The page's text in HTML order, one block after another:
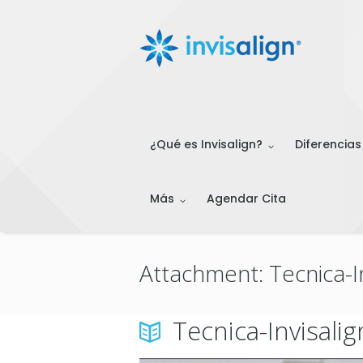
¿Qué es Invisalign?
Más Agendar Cita
Attachment: Tecnica-
Tecnica-